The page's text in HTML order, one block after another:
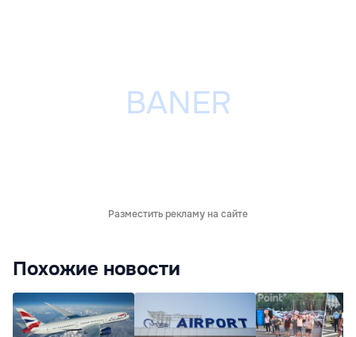
Разместить рекламу на сайте
Похожие новости